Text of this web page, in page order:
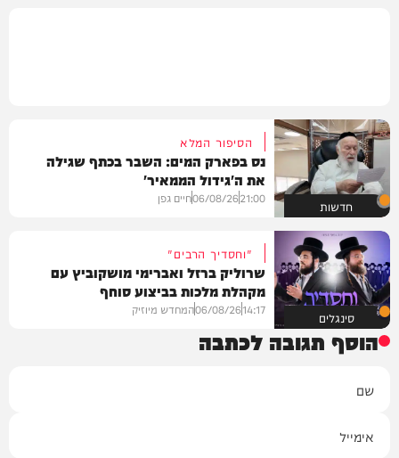
חדשות
הסיפור המלא
נס בפארק המים: השבר בכתף שגילה
את ה'גידול הממאיר'
21:00
06/08/26חיים גפן
סינגלים
"וחסדיך הרבים"
שרוליק ברזל ואברימי מושקוביץ עם
מקהלת מלכות בביצוע סוחף
14:17
06/08/26המחדש מיוזיק
הוסף תגובה לכתבה